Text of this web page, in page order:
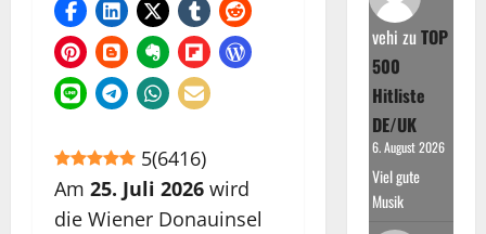
5(6416)
Am 25. Juli 2026 wird
die Wiener Donauinsel
vehi zu TOP
500
Hitliste
DE/UK
6. August 2026
Viel gute
Musik